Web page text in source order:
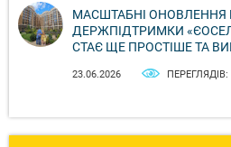
МАСШТАБНІ ОНОВЛЕННЯ
ДЕРЖПІДТРИМКИ
СТАЄ ЩЕ ПРОСТІШЕ ТА
23.06.2026 ПЕРЕГЛЯДІВ: